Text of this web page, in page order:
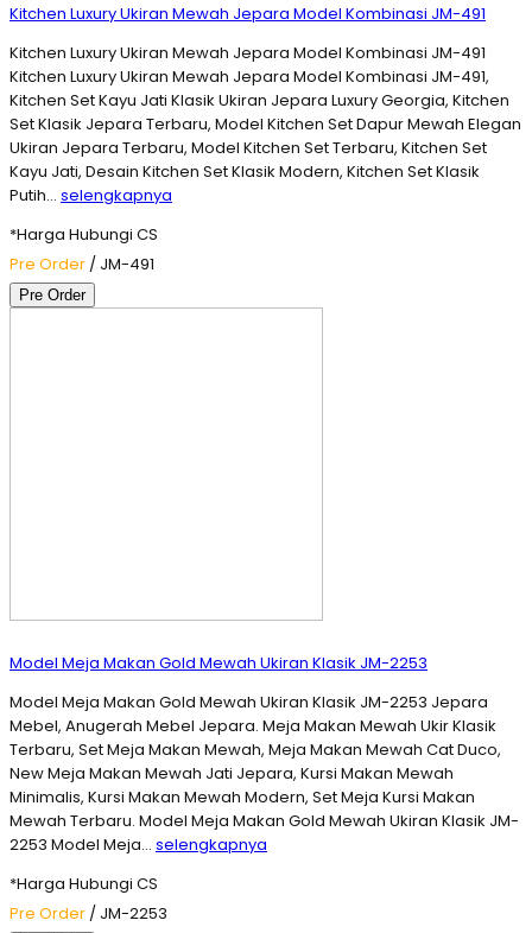
Kitchen Luxury Ukiran Mewah Jepara Model Kombinasi JM-491
Kitchen Luxury Ukiran Mewah Jepara Model Kombinasi JM-491
Kitchen Luxury Ukiran Mewah Jepara Model Kombinasi JM-491,
Kitchen Set Kayu Jati Klasik Ukiran Jepara Luxury Georgia, Kitchen
Set Klasik Jepara Terbaru, Model Kitchen Set Dapur Mewah Elegan
Ukiran Jepara Terbaru, Model Kitchen Set Terbaru, Kitchen Set
Kayu Jati, Desain Kitchen Set Klasik Modern, Kitchen Set Klasik
Putih… selengkapnya
*Harga Hubungi CS
Pre Order / JM-491
Pre Order
Model Meja Makan Gold Mewah Ukiran Klasik JM-2253
Model Meja Makan Gold Mewah Ukiran Klasik JM-2253 Jepara
Mebel, Anugerah Mebel Jepara. Meja Makan Mewah Ukir Klasik
Terbaru, Set Meja Makan Mewah, Meja Makan Mewah Cat Duco,
New Meja Makan Mewah Jati Jepara, Kursi Makan Mewah
Minimalis, Kursi Makan Mewah Modern, Set Meja Kursi Makan
Mewah Terbaru. Model Meja Makan Gold Mewah Ukiran Klasik JM-
2253 Model Meja… selengkapnya
*Harga Hubungi CS
Pre Order / JM-2253